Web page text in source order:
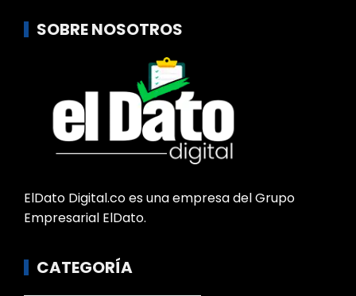
SOBRE NOSOTROS
ElDato Digital.co es una empresa del Grupo
Empresarial ElDato.
CATEGORÍA